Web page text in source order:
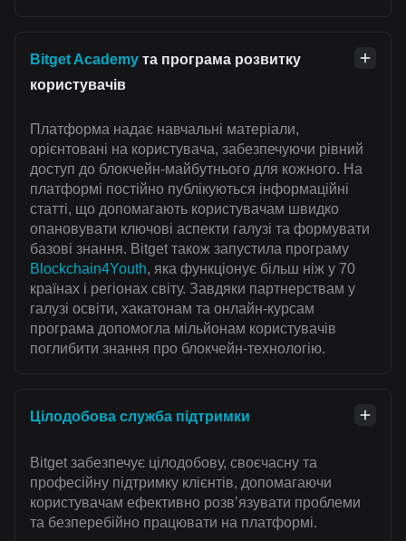
Bitget Academy та програма розвитку
користувачів
Платформа надає навчальні матеріали,
орієнтовані на користувача, забезпечуючи рівний
доступ до блокчейн-майбутнього для кожного. На
платформі постійно публікуються інформаційні
статті, що допомагають користувачам швидко
опановувати ключові аспекти галузі та формувати
базові знання. Bitget також запустила програму
Blockchain4Youth, яка функціонує більш ніж у 70
країнах і регіонах світу. Завдяки партнерствам у
галузі освіти, хакатонам та онлайн-курсам
програма допомогла мільйонам користувачів
поглибити знання про блокчейн-технологію.
Цілодобова служба підтримки
Bitget забезпечує цілодобову, своєчасну та
професійну підтримку клієнтів, допомагаючи
користувачам ефективно розвʼязувати проблеми
та безперебійно працювати на платформі.